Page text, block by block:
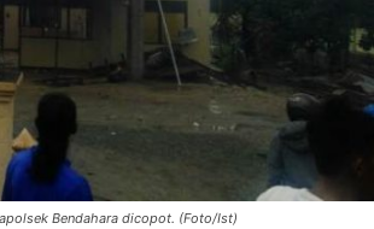
Bendahara dicopot. (Foto/Ist)